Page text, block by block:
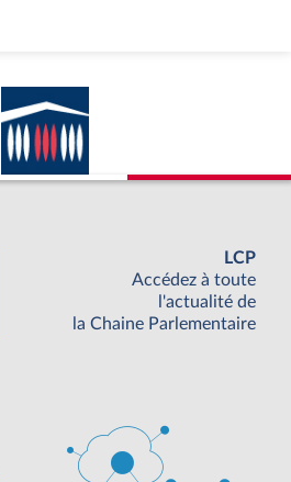
LCP
Accédez à toute
l'actualité de
la Chaine Parlementaire